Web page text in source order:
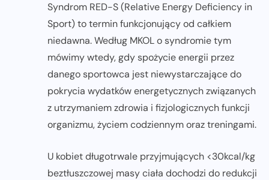
Syndrom RED-S (Relative Energy Deficiency in
Sport) to termin funkcjonujący od całkiem
niedawna. Według MKOL o syndromie tym
mówimy wtedy, gdy spożycie energii przez
danego sportowca jest niewystarczające do
pokrycia wydatków energetycznych związanych
z utrzymaniem zdrowia i fizjologicznych funkcji
organizmu, życiem codziennym oraz treningami.
U kobiet długotrwale przyjmujących <30kcal/kg
beztłuszczowej masy ciała dochodzi do redukcji